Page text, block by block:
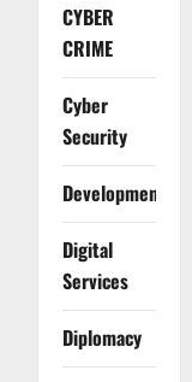
CYBER
CRIME
Cyber
Security
Development
Digital
Services
Diplomacy